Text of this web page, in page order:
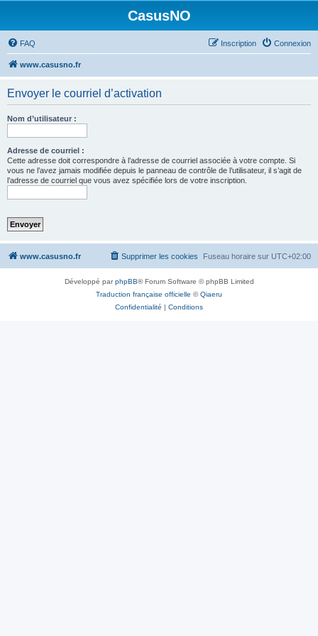
CasusNO
FAQ Connexion
Inscription
www.casusno.fr
Envoyer le courriel d’activation
Nom d’utilisateur :
Adresse de courriel :
Cette adresse doit correspondre à l’adresse de courriel associée à votre compte. Si
vous ne l’avez jamais modifiée depuis le panneau de contrôle de l’utilisateur, il s’agit de
l’adresse de courriel que vous avez spécifiée lors de votre inscription.
www.casusno.fr Fuseau horaire sur UTC+02:00
Supprimer les cookies
Développé parphpBB® Forum Software © phpBB Limited
Traduction française officielle ©Qiaeru
Confidentialité | Conditions